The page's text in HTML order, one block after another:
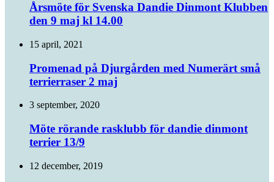
Årsmöte för Svenska Dandie Dinmont Klubben
den 9 maj kl 14.00
15 april, 2021
Promenad på Djurgården med Numerärt små
terrierraser 2 maj
3 september, 2020
Möte rörande rasklubb för dandie dinmont
terrier 13/9
12 december, 2019